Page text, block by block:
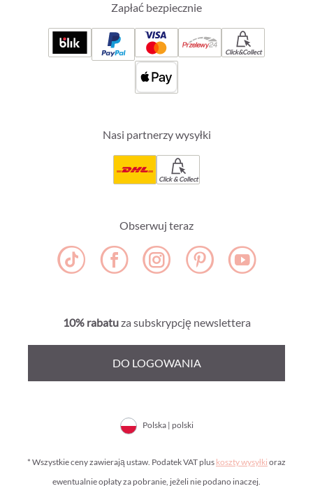
Zapłać bezpiecznie
Click&Collect
Nasi partnerzy wysyłki
Click & Collect
Obserwuj teraz
10% rabatuza subskrypcję newslettera
DO LOGOWANIA
Polska | polski
* Wszystkie ceny zawierają ustaw. Podatek VAT plus koszty wysyłki oraz
ewentualnie opłaty za pobranie, jeżeli nie podano inaczej.